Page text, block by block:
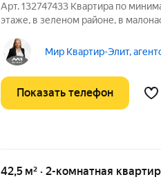
Арт. 132747433 Квартира по
этаже, в зеленом районе, в
метров), произведен ремонт
заменены
Мир Квартир-Элит,
Показать телефон
42,5 м² · 2-комнатная